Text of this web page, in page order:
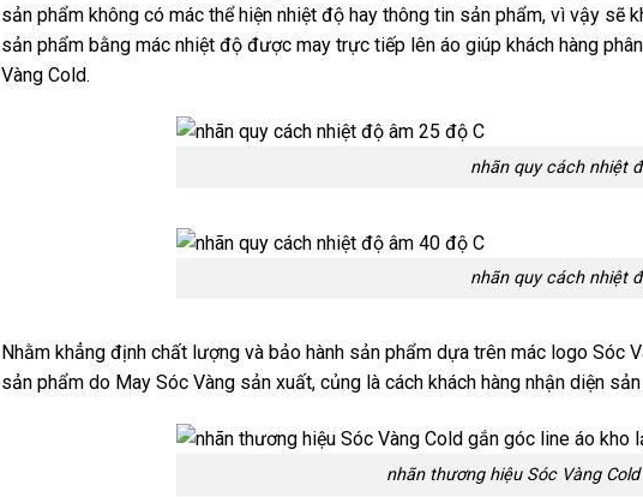
sản phẩm không có mác thể hiện nhiệt độ hay thông tin sản phẩm, vì vậy sẽ
sản phẩm bằng mác nhiệt độ được may trực tiếp lên áo giúp khách hàng
Vàng Cold.
nhãn quy cách nhiệt
nhãn quy cách nhiệt
Nhằm khẳng định chất lượng và bảo hành sản phẩm dựa trên mác logo
sản phẩm do May Sóc Vàng sản xuất, củng là cách khách hàng nhận diện
nhãn thương hiệu Sóc Vàng